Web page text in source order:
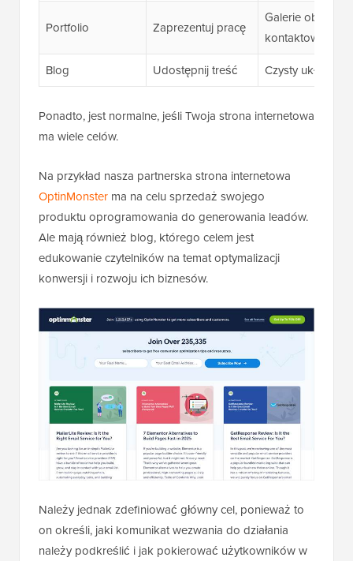
Portfolio Zaprezentuj pracę
Galerie
kontaktowe
Blog
Udostępnij treść Czysty układ,
Ponadto, jest normalne, jeśli Twoja strona internetowa
ma wiele celów.
Na przykład nasza partnerska strona internetowa
OptinMonster ma na celu sprzedaż swojego
produktu oprogramowania do generowania leadów.
Ale mają również blog, którego celem jest
edukowanie czytelników na temat optymalizacji
konwersji i rozwoju ich biznesów.
Należy jednak zdefiniować główny cel, ponieważ to
on określi, jaki komunikat wezwania do działania
należy podkreślić i jak pokierować użytkowników w